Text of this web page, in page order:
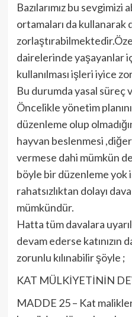
Bazılarımız bu sevgimizi
ortamaları da kullanarak
dairelerinde yaşayanlar
kullanılması işleri iyice
Bu durumda yasal süreç
Öncelikle yönetim
düzenleme olup
hayvan beslenmesi
vermese dahi mümkün
böyle bir düzenleme yok
rahatsızlıktan dolayı
mümkündür.
Hatta tüm davalara
devam ederse katınızın
zorunlu kılınabilir şöyle ;
KAT MÜLKİYETİNİN
MADDE 25 – Kat